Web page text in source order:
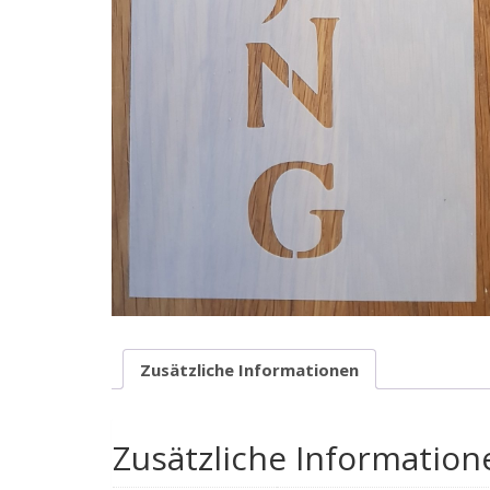
Zusätzliche Informationen
Zusätzliche